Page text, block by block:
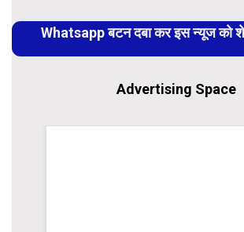
Reading
Whatsapp बटन दबा कर इस न्यूज को
Advertising Space